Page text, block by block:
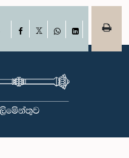
Facebook
WhatsAppLinkedIn